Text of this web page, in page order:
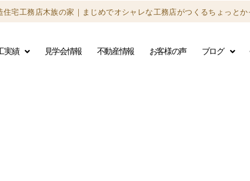
宅工務店木族の家｜ まじめでオシャレな工務店がつくるちょっとか
実績 見学会情報 不動産情報 お客様の声 ブログ